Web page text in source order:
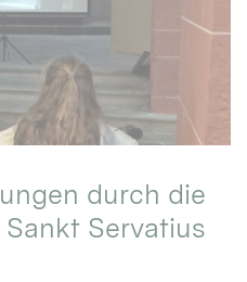
durch die
Servatius